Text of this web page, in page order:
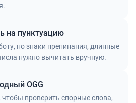
на пунктуацию
но знаки препинания, длинные
нужно вычитать вручную.
OGG
проверить спорные слова,